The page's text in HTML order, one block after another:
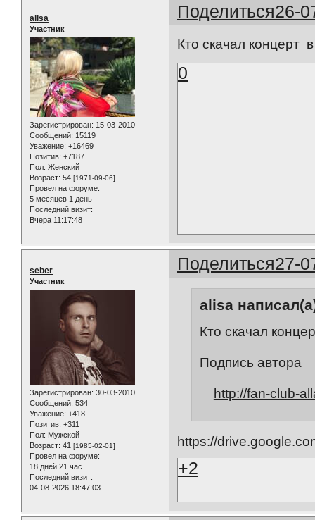
Поделиться26-
alisa
Участник
Зарегистрирован: 15-03-2010
Сообщений: 15119
Уважение: +16469
Позитив: +7187
Пол: Женский
Возраст: 54 [1971-09-06]
Провел на форуме:
5 месяцев 1 день
Последний визит:
Вчера 11:17:48
Кто скачал концерт
0
Поделиться27-
seber
Участник
Зарегистрирован: 30-03-2010
Сообщений: 534
Уважение: +418
Позитив: +311
Пол: Мужской
Возраст: 41 [1985-02-01]
Провел на форуме:
18 дней 21 час
Последний визит:
04-08-2026 18:47:03
alisa
Кто скачал
Подпись автора
http://fan-club-
https://
+2